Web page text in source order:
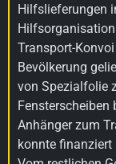
Hilfslieferungen
Transport-
Bevölkerung
von Spezialfolie
Fensterscheiben
Anhänger zum
konnte finanziert